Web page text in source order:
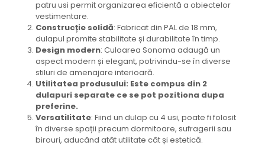
patru usi permit organizarea eficientă a obiectelor
vestimentare.
Construcție solidă: Fabricat din PAL de 18 mm,
dulapul promite stabilitate și durabilitate în timp.
Design modern: Culoarea Sonoma adaugă un
aspect modern și elegant, potrivindu-se în diverse
stiluri de amenajare interioară.
Utilitatea produsului: Este compus din 2
dulapuri separate ce se pot pozitiona dupa
preferine.
Versatilitate: Fiind un dulap cu 4 usi, poate fi folosit
în diverse spații precum dormitoare, sufragerii sau
birouri, aducând atât utilitate cât și estetică.